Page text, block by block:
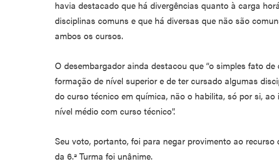
havia destacado que há divergências quanto à carga
disciplinas comuns e que há diversas que não são
ambos os cursos.
O desembargador ainda destacou que “o simples fato
formação de nível superior e de ter cursado algumas
do curso técnico em química, não o habilita, só por si, ao
nível médio com curso técnico”.
Seu voto, portanto, foi para negar provimento ao recurso
da 6.ª Turma foi unânime.